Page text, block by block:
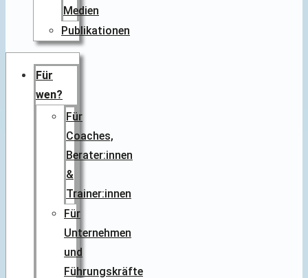
Medien
Publikationen
Für
wen?
Für
Coaches,
Berater:innen
&
Trainer:innen
Für
Unternehmen
und
Führungskräfte